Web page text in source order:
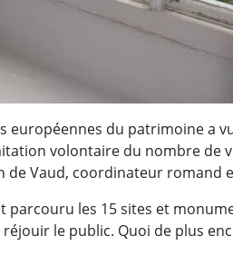
européennes du patrimoine a
volontaire du nombre de
Vaud, coordinateur romand
parcouru les 15 sites et
le public. Quoi de plus